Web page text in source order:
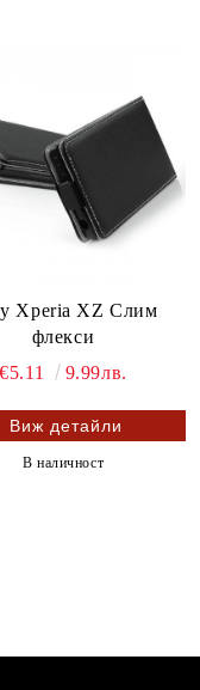
Xperia XZ Слим
флекси
€5.11
9.99лв.
Виж детайли
В наличност